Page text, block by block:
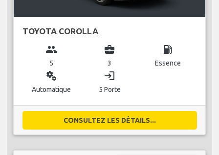
TOYOTA COROLLA
group
5
business_center
3
local_gas_station
Essence
miscellaneous_services
Automatique
login
5 Porte
CONSULTEZ LES DÉTAILS...